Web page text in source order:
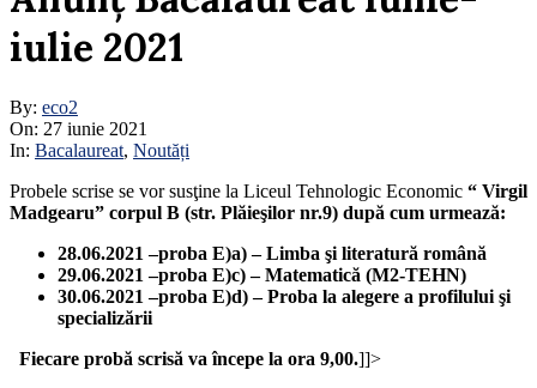
iulie 2021
By: eco2
On: 27 iunie 2021
In: Bacalaureat, Noutăți
Probele scrise se vor susţine la Liceul Tehnologic Economic “ Virgil
Madgearu” corpul B (str. Plăieşilor nr.9) după cum urmează:
28.06.2021 –proba E)a) – Limba şi literatură română
29.06.2021 –proba E)c) – Matematică (M2-TEHN)
30.06.2021 –proba E)d) – Proba la alegere a profilului şi
specializării
Fiecare probă scrisă va începe la ora 9,00.]]>